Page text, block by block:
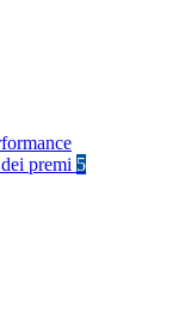
premi 5